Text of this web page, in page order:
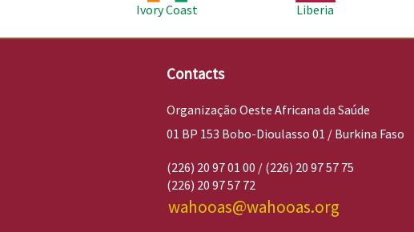
Ivory Coast
Liberia
Contacts
Organização Oeste Africana da Saúde
01 BP 153 Bobo-Dioulasso 01 / Burkina Faso
(226) 20 97 01 00 / (226) 20 97 57 75
(226) 20 97 57 72
wahooas@wahooas.org